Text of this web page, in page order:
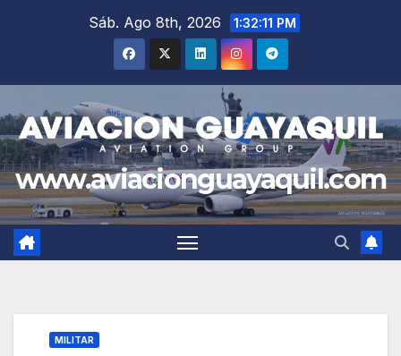
Sáb. Ago 8th, 2026 1:32:12 PM
www.aviacionguayaquil.com
MILITAR